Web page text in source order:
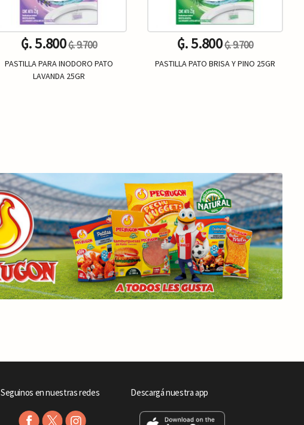
₲. 5.800₲. 9.700
PASTILLA PARA INODORO PATO
LAVANDA 25GR
₲. 5.800₲. 9.700
PASTILLA PATO BRISA Y PINO 25GR
Seguinos en nuestras redes Descargá nuestra app